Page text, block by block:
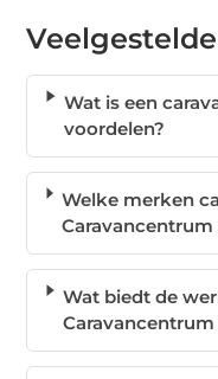
Wat is een
voordelen?
Welke merken
Caravancentrum
Wat biedt de